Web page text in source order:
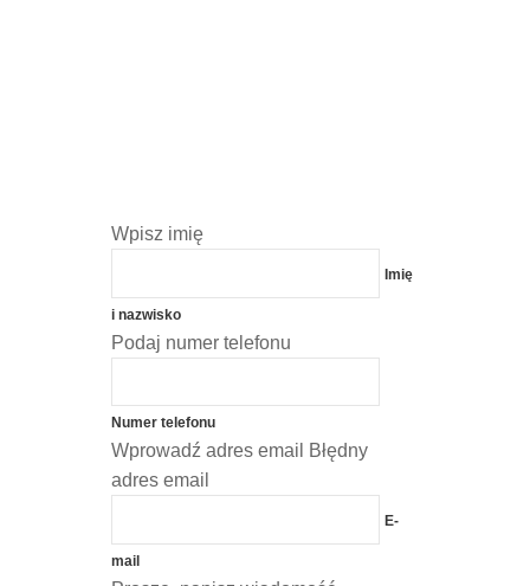
Wpisz imię
Imię
i nazwisko
Podaj numer telefonu
Numer telefonu
Wprowadź adres email
Błędny
adres email
E-
mail